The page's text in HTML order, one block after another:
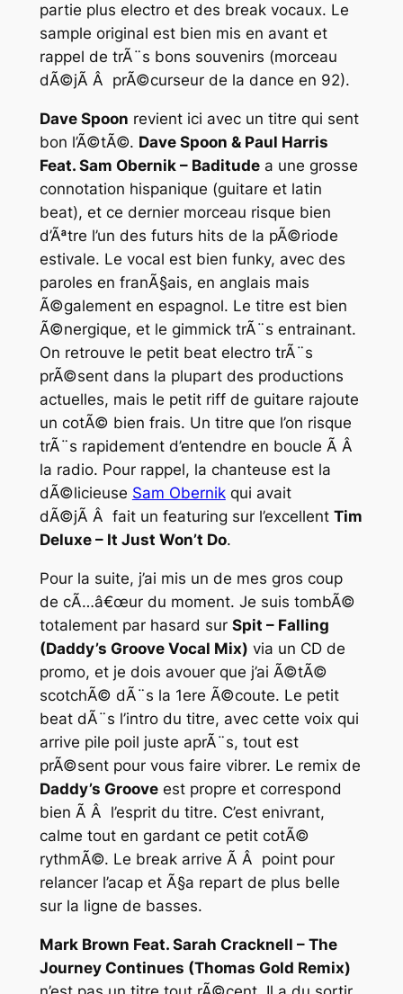
partie plus electro et des break vocaux. Le
sample original est bien mis en avant et
rappel de trÃ¨s bons souvenirs (morceau
dÃ©jÃ Â prÃ©curseur de la dance en 92).
Dave Spoon revient ici avec un titre qui sent
bon l’Ã©tÃ©. Dave Spoon & Paul Harris
Feat. Sam Obernik – Baditudea une grosse
connotation hispanique (guitare et latin
beat), et ce dernier morceau risque bien
d’Ãªtre l’un des futurs hits de la pÃ©riode
estivale. Le vocal est bien funky, avec des
paroles en franÃ§ais, en anglais mais
Ã©galement en espagnol. Le titre est bien
Ã©nergique, et le gimmick trÃ¨s entrainant.
On retrouve le petit beat electro trÃ¨s
prÃ©sent dans la plupart des productions
actuelles, mais le petit riff de guitare rajoute
un cotÃ© bien frais. Un titre que l’on risque
trÃ¨s rapidement d’entendre en boucle Ã Â
la radio. Pour rappel, la chanteuse est la
dÃ©licieuse Sam Obernikqui avait
dÃ©jÃ Â fait un featuring sur l’excellent Tim
Deluxe – It Just Won’t Do.
Pour la suite, j’ai mis un de mes gros coup
de cÃ…â€œur du moment. Je suis tombÃ©
totalement par hasard sur Spit – Falling
(Daddy’s Groove Vocal Mix) via un CD de
promo, et je dois avouer que j’ai Ã©tÃ©
scotchÃ© dÃ¨s la 1ere Ã©coute. Le petit
beat dÃ¨s l’intro du titre, avec cette voix qui
arrive pile poil juste aprÃ¨s, tout est
prÃ©sent pour vous faire vibrer. Le remix de
Daddy’s Grooveest propre et correspond
bien Ã Â l’esprit du titre. C’est enivrant,
calme tout en gardant ce petit cotÃ©
rythmÃ©. Le break arrive Ã Â point pour
relancer l’acap et Ã§a repart de plus belle
sur la ligne de basses.
Mark Brown Feat. Sarah Cracknell – The
Journey Continues (Thomas Gold Remix)